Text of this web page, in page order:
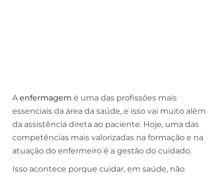
Aenfermagem é uma das profissões mais
essenciais da área da saúde, e isso vai muito além
da assistência direta ao paciente. Hoje, uma das
competências mais valorizadas na formação e na
atuação do enfermeiro é a gestão do cuidado.
Isso acontece porque cuidar, em saúde, não